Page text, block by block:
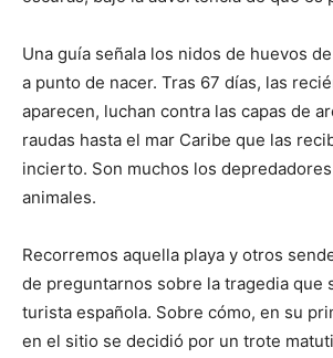
Una guía señala los nidos de huevos
a punto de nacer. Tras 67 días, las
aparecen, luchan contra las capas de
raudas hasta el mar Caribe que las
incierto. Son muchos los
animales.
Recorremos aquella playa y otros
de preguntarnos sobre la tragedia que
turista española. Sobre cómo, en su
en el sitio se decidió por un trote